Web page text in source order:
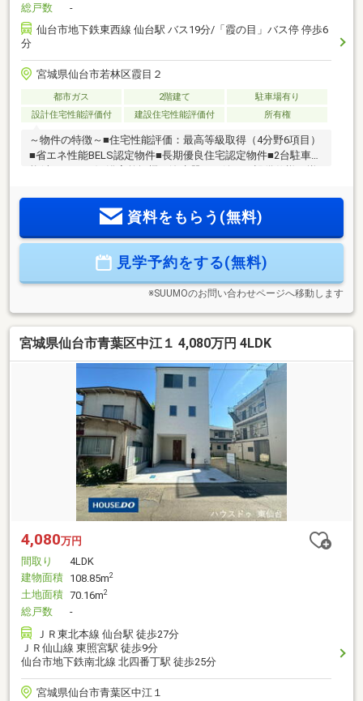
総戸数
-
仙台市地下鉄東西線 仙台駅 バス19分/「霞の目」バス停 停歩6
分
宮城県仙台市若林区霞目２
都市ガス 2階建て
駐車場有り
設計住宅性能評価付
建設住宅性能評価付 所有権
～物件の特徴～■住宅性能評価：最高等級取得（4分野6項目）
■省エネ性能BELS認定物件■長期優良住宅認定物件■2台駐車可
新築分譲家族みんなが笑顔になる、安心・安全な住まいをご
提供します。今すぐお問い合わせください！
資料をもらう(無料)
見学予約をする(無料)
※SUUMOのお問い合わせページへ移動します
宮城県仙台市青葉区中江１ 4,080万円 4LDK
4,080万円
間取り
4LDK
建物面積 108.85m2
土地面積 70.16m2
総戸数
-
ＪＲ東北本線 仙台駅 徒歩27分
ＪＲ仙山線 東照宮駅 徒歩9分
仙台市地下鉄南北線 北四番丁駅 徒歩25分
宮城県仙台市青葉区中江１